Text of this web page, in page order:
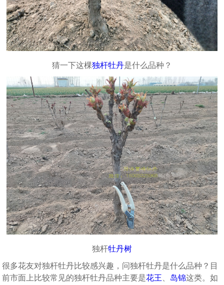
猜一下这棵独杆牡丹是什么品种？
独杆牡丹树
很多花友对独杆牡丹比较感兴趣，问独杆牡丹是什么品种？目
前市面上比较常见的独杆牡丹品种主要是花王 岛锦这类。如